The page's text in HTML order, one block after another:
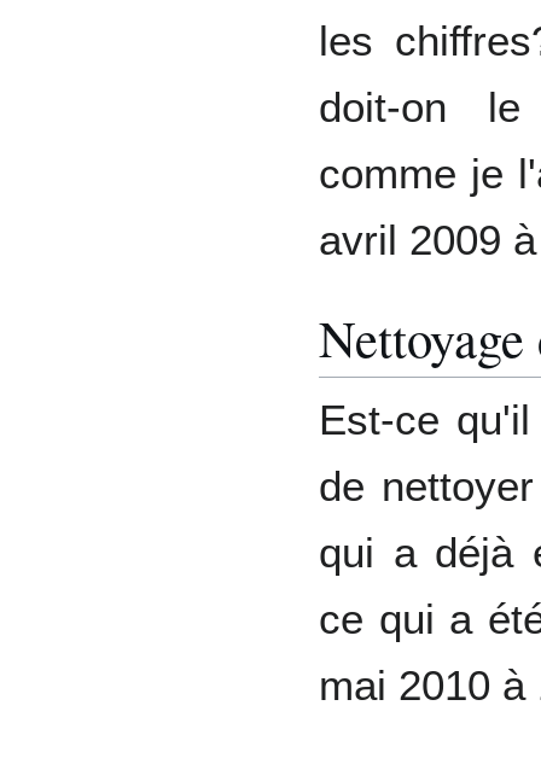
les
doit-on le
comme je
avril 2009
Est-ce
de
qui a déjà
ce qui a
mai 2010 à